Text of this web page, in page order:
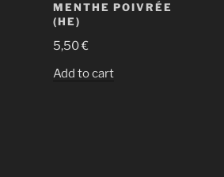
MENTHE POIVRÉE
(HE)
5,50€
Add to cart